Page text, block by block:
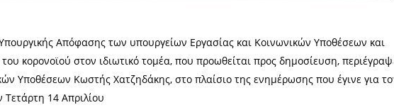
Απόφασης των υπουργείων Εργασίας και Κοινωνικών Υποθέσεων και
κορονοϊού στον ιδιωτικό τομέα, που προωθείται προς δημοσίευση, περιέγραψε
Υποθέσεων Κωστής Χατζηδάκης, στο πλαίσιο της ενημέρωσης που έγινε για τον
Τετάρτη 14 Απριλίου